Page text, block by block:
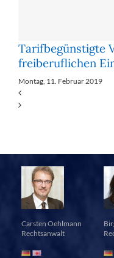
Tarifbegünstigte
freiberuflichen
Montag, 11. Februar 2019
Carsten Oehlmann
Rechtsanwalt